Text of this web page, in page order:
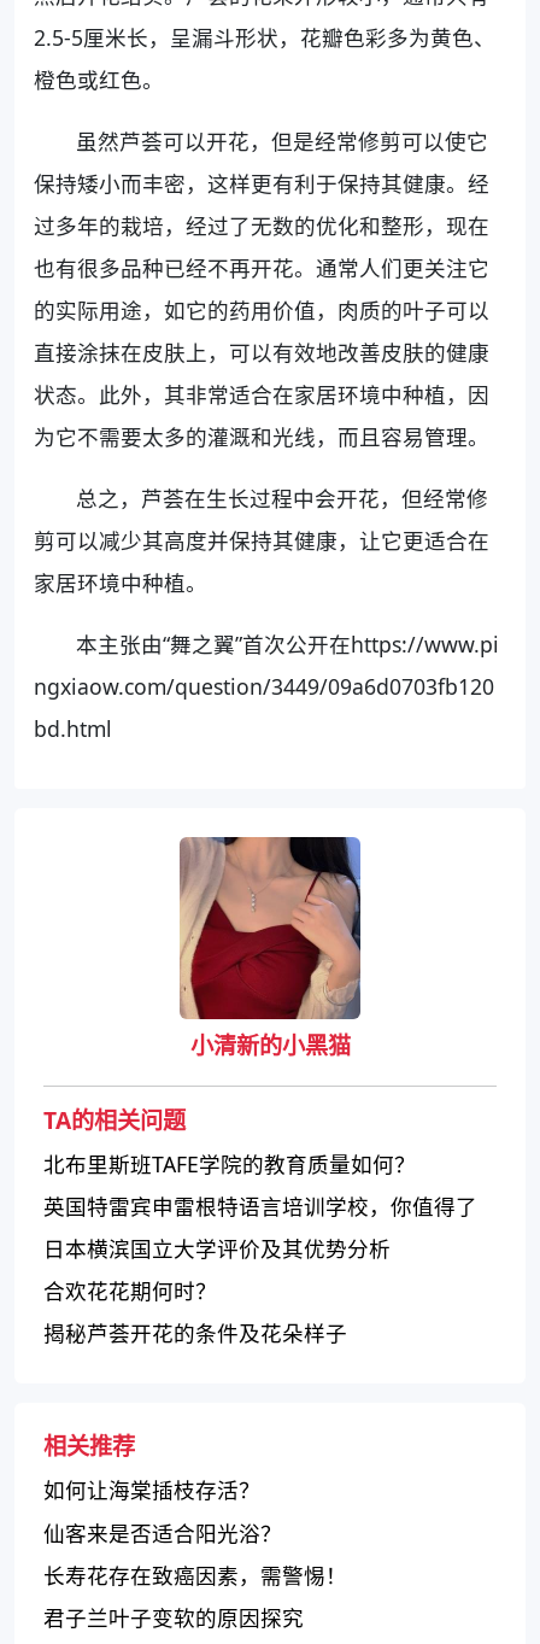
2.5-5厘米长，呈漏斗形状，花瓣色彩多为黄色、
橙色或红色。
虽然芦荟可以开花，但是经常修剪可以使它
保持矮小而丰密，这样更有利于保持其健康。经
过多年的栽培，经过了无数的优化和整形，现在
也有很多品种已经不再开花。通常人们更关注它
的实际用途，如它的药用价值，肉质的叶子可以
直接涂抹在皮肤上，可以有效地改善皮肤的健康
状态。此外，其非常适合在家居环境中种植，因
为它不需要太多的灌溉和光线，而且容易管理。
总之，芦荟在生长过程中会开花，但经常修
剪可以减少其高度并保持其健康，让它更适合在
家居环境中种植。
本主张由“舞之翼”首次公开在https://www.pi
ngxiaow.com/question/3449/09a6d0703fb120
bd.html
小清新的小黑猫
TA的相关问题
北布里斯班TAFE学院的教育质量如何？
英国特雷宾申雷根特语言培训学校，你值得了
解！
日本横滨国立大学评价及其优势分析
合欢花花期何时？
揭秘芦荟开花的条件及花朵样子
相关推荐
如何让海棠插枝存活？
仙客来是否适合阳光浴？
长寿花存在致癌因素，需警惕！
君子兰叶子变软的原因探究